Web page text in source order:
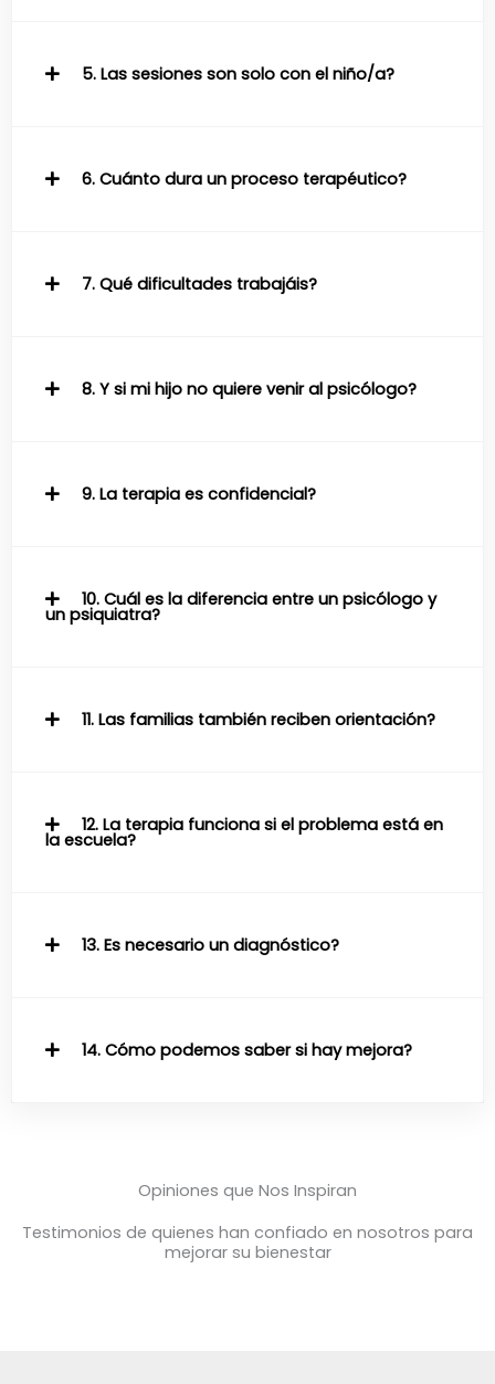
5. Las sesiones son solo con el niño/a?
6. Cuánto dura un proceso terapéutico?
7. Qué dificultades trabajáis?
8. Y si mi hijo no quiere venir al psicólogo?
9. La terapia es confidencial?
10. Cuál es la diferencia entre un psicólogo y
un psiquiatra?
11. Las familias también reciben orientación?
12. La terapia funciona si el problema está en
la escuela?
13. Es necesario un diagnóstico?
14. Cómo podemos saber si hay mejora?
Opiniones que Nos Inspiran
Testimonios de quienes han confiado en nosotros para
mejorar su bienestar